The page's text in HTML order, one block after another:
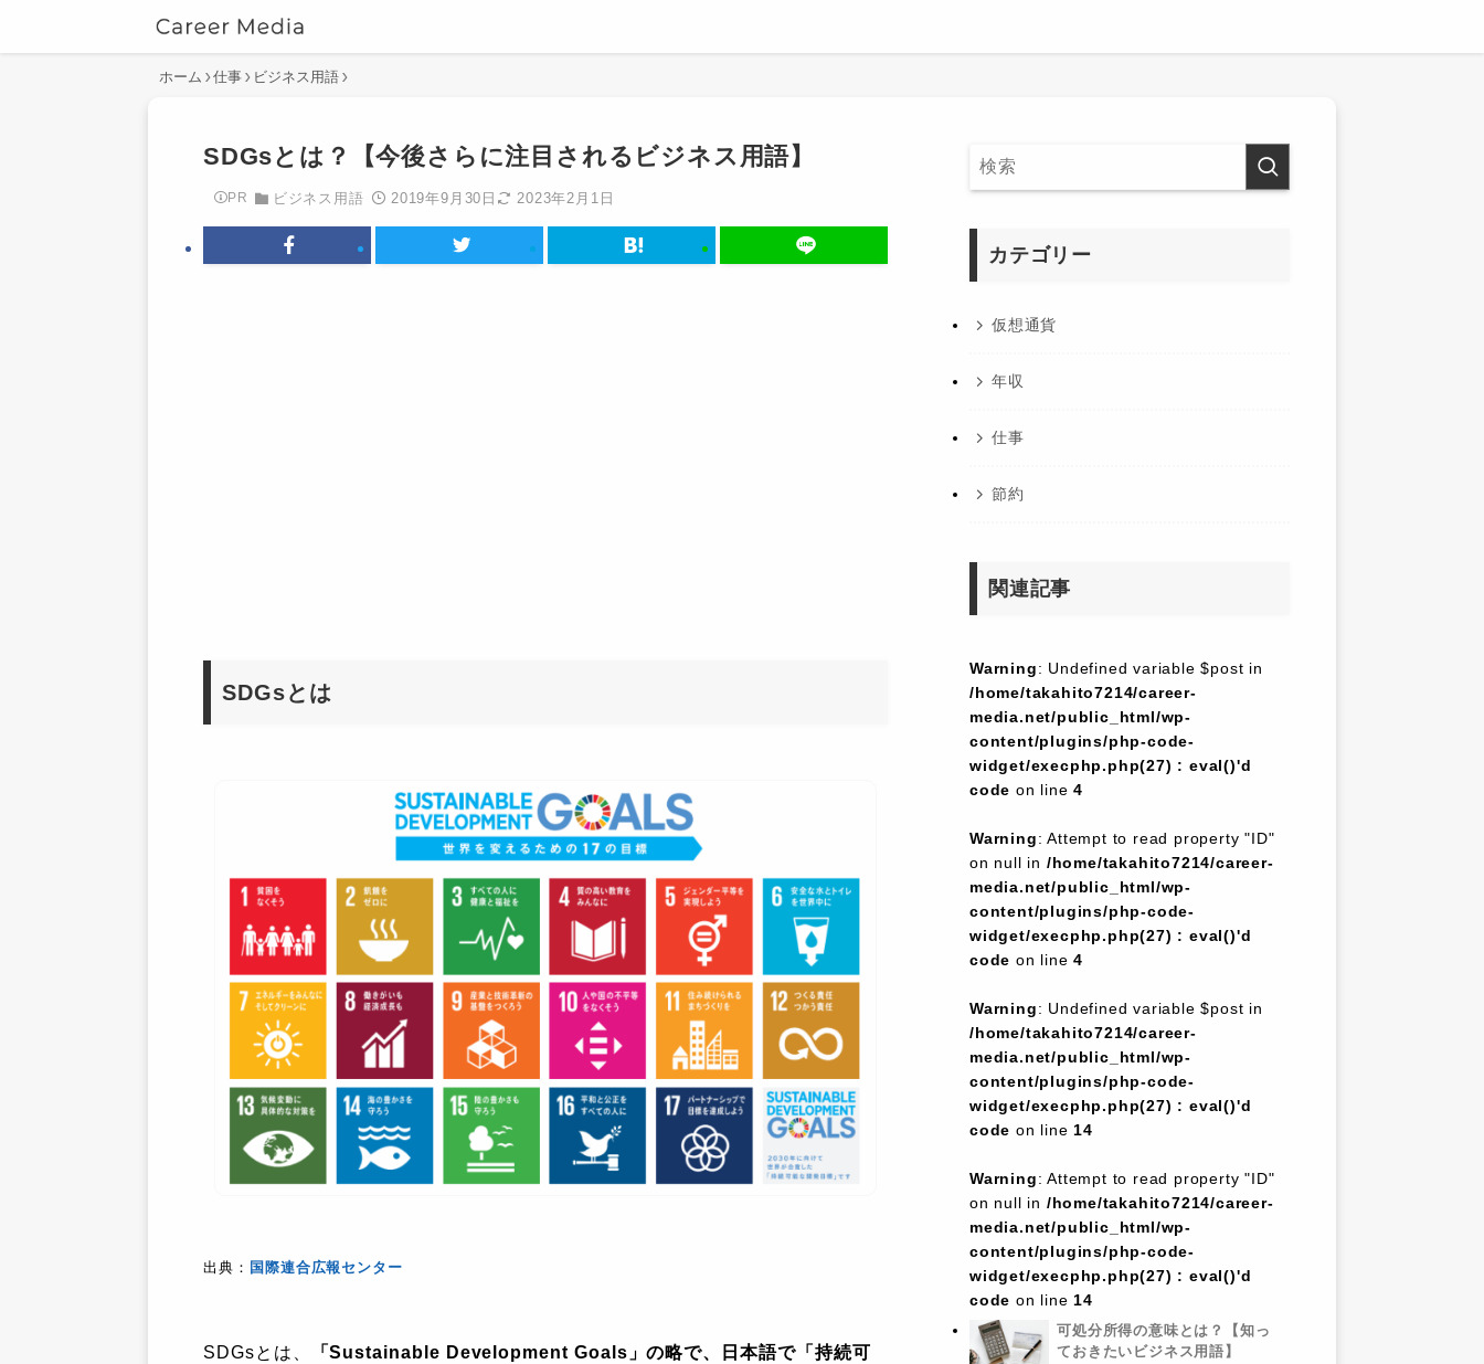
ホーム 仕事 ビジネス用語
SDGsとは？【今後さらに注目されるビジネス用語】
PR ビジネス用語 2019年9月30日 2023年2月1日
SDGsとは
出典： 国際連合広報センター
SDGsとは、
「Sustainable Development Goals」の略で、日本語で「持続可
カテゴリー
仮想通貨
年収
仕事
節約
関連記事
Warning: Undefined variable $post in
/home/takahito7214/career-
media.net/public_html/wp-
content/plugins/php-code-
widget/execphp.php(27) : eval()'d
code on line4
Warning: Attempt to read property "ID"
on null in /home/takahito7214/career-
media.net/public_html/wp-
content/plugins/php-code-
widget/execphp.php(27) : eval()'d
code on line4
Warning: Undefined variable $post in
/home/takahito7214/career-
media.net/public_html/wp-
content/plugins/php-code-
widget/execphp.php(27) : eval()'d
code on line 14
Warning: Attempt to read property "ID"
on null in /home/takahito7214/career-
media.net/public_html/wp-
content/plugins/php-code-
widget/execphp.php(27) : eval()'d
code on line 14
可処分所得の意味とは？【知っ
ておきたいビジネス用語】